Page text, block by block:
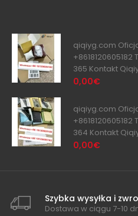
qiqiyg.com
365 Kontakt
0,00€
qiqiyg.com
364 Kontakt
0,00€
Szybka wysyłka i
Dostawa w ciągu 7-10